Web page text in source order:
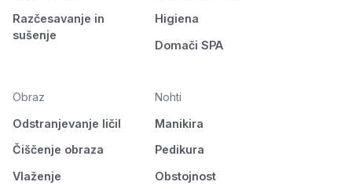
Razčesavanje in
sušenje
Higiena
Domači SPA
Obraz
Odstranjevanje ličil
Čiščenje obraza
Vlaženje
Nohti
Manikira
Pedikura
Obstojnost